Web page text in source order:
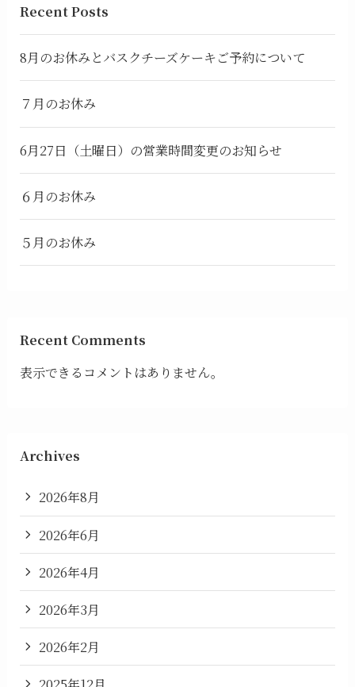
Recent Posts
8月のお休みとバスクチーズケーキご予約について
７月のお休み
6月27日（土曜日）の営業時間変更のお知らせ
６月のお休み
５月のお休み
Recent Comments
表示できるコメントはありません。
Archives
2026年8月
2026年6月
2026年4月
2026年3月
2026年2月